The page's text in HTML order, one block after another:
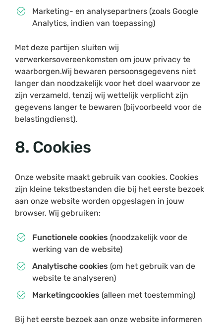
Marketing- en analysepartners (zoals Google
Analytics, indien van toepassing)
Met deze partijen sluiten wij
verwerkersovereenkomsten om jouw privacy te
waarborgen.Wij bewaren persoonsgegevens niet
langer dan noodzakelijk voor het doel waarvoor ze
zijn verzameld, tenzij wij wettelijk verplicht zijn
gegevens langer te bewaren (bijvoorbeeld voor de
belastingdienst).
8. Cookies
Onze website maakt gebruik van cookies. Cookies
zijn kleine tekstbestanden die bij het eerste bezoek
aan onze website worden opgeslagen in jouw
browser. Wij gebruiken:
Functionele cookies (noodzakelijk voor de
werking van de website)
Analytische cookies (om het gebruik van de
website te analyseren)
Marketingcookies (alleen met toestemming)
Bij het eerste bezoek aan onze website informeren